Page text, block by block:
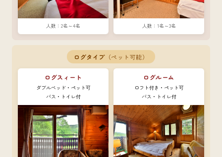
2名～4名 1名～3名
ログタイプ（ペット可能）
ログスィート
ダブルベッド・ペット可
バス・トイレ付
ログルーム
ロフト付き・ペット可
バス・トイレ付